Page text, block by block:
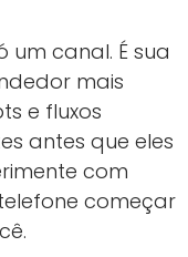
um canal. É sua
mais
e fluxos
antes que eles
com
começar